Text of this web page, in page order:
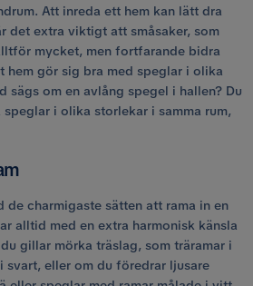
Att inreda ett hem kan lätt dra
det extra viktigt att småsaker, som
mycket, men fortfarande bidra
hem gör sig bra med speglar i olika
sägs om en avlång spegel i hallen? Du
i olika storlekar i samma rum,
de charmigaste sätten att rama in en
alltid med en extra harmonisk känsla
gillar mörka träslag, som träramar i
svart, eller om du föredrar ljusare